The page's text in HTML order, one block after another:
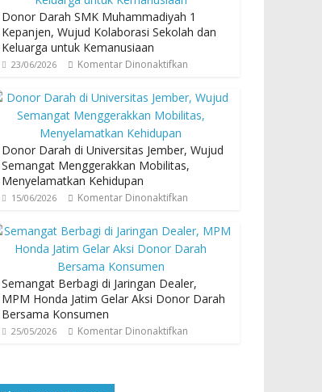
Donor Darah SMK Muhammadiyah 1
Kepanjen, Wujud Kolaborasi Sekolah dan
Keluarga untuk Kemanusiaan
23/06/2026 Komentar Dinonaktifkan
Donor Darah di Universitas Jember, Wujud
Semangat Menggerakkan Mobilitas,
Menyelamatkan Kehidupan
15/06/2026 Komentar Dinonaktifkan
Semangat Berbagi di Jaringan Dealer,
MPM Honda Jatim Gelar Aksi Donor Darah
Bersama Konsumen
25/05/2026 Komentar Dinonaktifkan